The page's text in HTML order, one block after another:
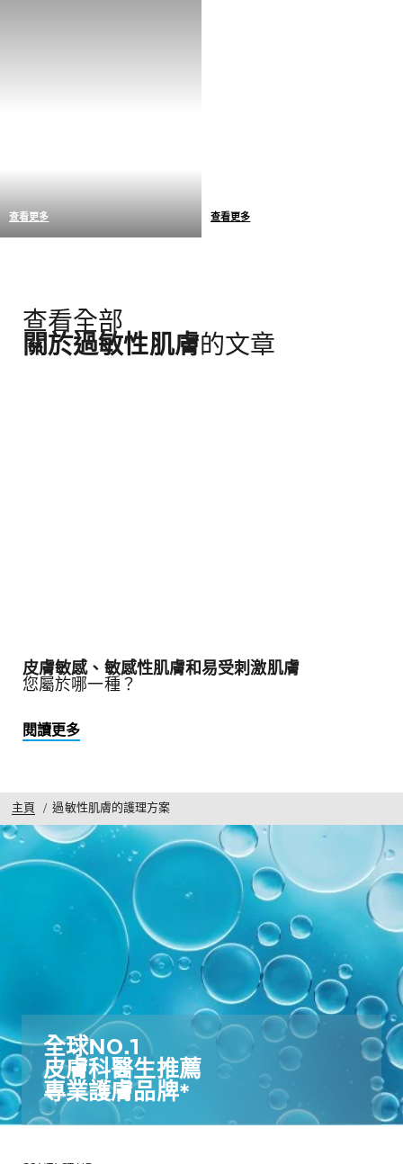
查看更多 查看更多
查看全部
關於過敏性肌膚的文章
皮膚敏感、敏感性肌膚和易受刺激肌膚
您屬於哪一種？
閱讀更多
主頁 過敏性肌膚的護理方案
全球NO.1​
皮膚科醫生推薦​
專業護膚品牌*​